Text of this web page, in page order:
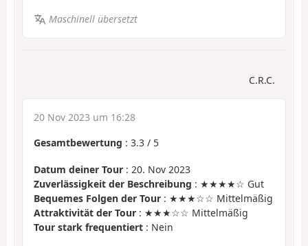
Maschinell übersetzt
C.R.C.
20 Nov 2023 um 16:28
Gesamtbewertung : 3.3 / 5
Datum deiner Tour : 20. Nov 2023
Zuverlässigkeit der Beschreibung : ★★★★☆ Gut
Bequemes Folgen der Tour : ★★★☆☆ Mittelmäßig
Attraktivität der Tour : ★★★☆☆ Mittelmäßig
Tour stark frequentiert : Nein